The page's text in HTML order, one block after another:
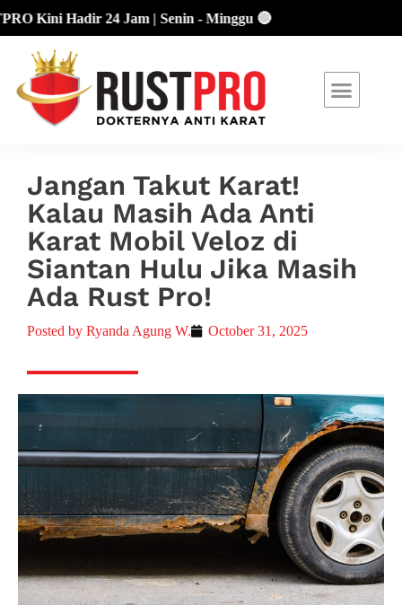
Kini Hadir 24 Jam | Senin - Minggu 🔴
Jangan Takut Karat!
Kalau Masih Ada Anti
Karat Mobil Veloz di
Siantan Hulu Jika Masih
Ada Rust Pro!
Posted by Ryanda Agung W. October 31, 2025